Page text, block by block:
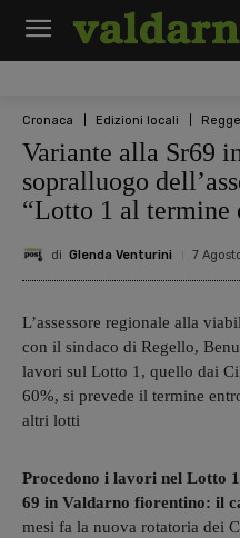
Cronaca Edizioni locali
Variante alla Sr69
sopralluogo
“Lotto 1 al termine
di Glenda Venturini 7
L’assessore regionale alla
con il sindaco di Regello,
lavori sul Lotto 1, quello dai
60%, si prevede il termine
altri lotti
Procedono i lavori nel Lotto
69 in Valdarno fiorentino: il
mesi fa la nuova rotatoria dei